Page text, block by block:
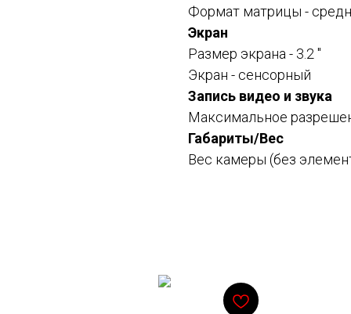
Формат матрицы -
Экран
Размер экрана - 3.2 "
Экран - сенсорный
Запись видео и звука
Максимальное
Габариты/Вес
Вес камеры (без